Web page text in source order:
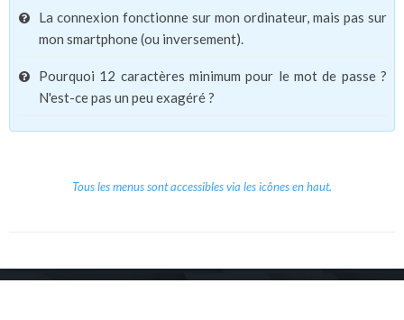
La connexion fonctionne sur mon ordinateur, mais pas sur
mon smartphone (ou inversement).
Pourquoi 12 caractères minimum pour le mot de passe ?
N'est-ce pas un peu exagéré ?
Tous les menus sont accessibles via les icônes en haut.